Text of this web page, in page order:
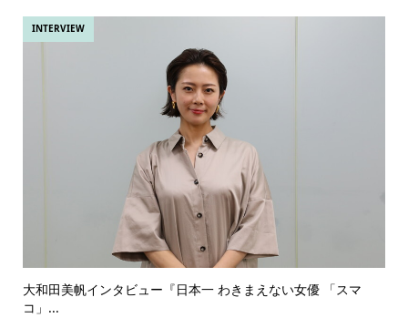
INTERVIEW
大和田美帆インタビュー『日本一 わきまえない女優 「スマ
コ」...